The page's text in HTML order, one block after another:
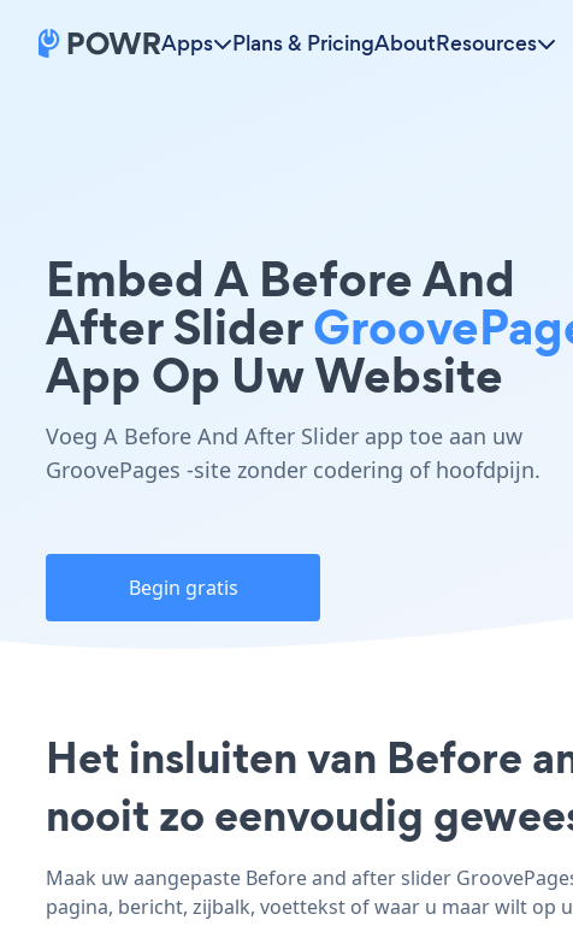
Apps Plans & PricingAboutResources
Embed A Before And
After Slider
App Op Uw Website
Voeg A Before And After Slider app toe aan uw
GroovePages -site zonder codering of hoofdpijn.
Begin gratis
Het insluiten van Before
nooit zo eenvoudig
Maak uw aangepaste Before and after slider
pagina, bericht, zijbalk, voettekst of waar u maar wilt op